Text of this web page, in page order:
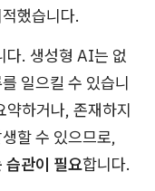
했습니다.
다. 생성형 AI는 없
일으킬 수 있습니
약하거나, 존재하지
할 수 있으므로,
습관이 필요합니다.